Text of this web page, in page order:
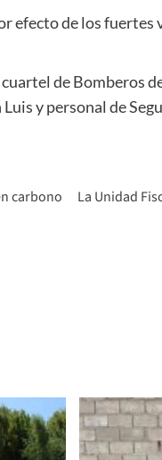
efecto de los
de Bomberos
y personal de
carbono
La Unidad